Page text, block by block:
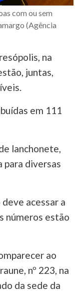
com ou sem
(Agência
na
juntas,
em 111
lanchonete,
para diversas
acessar a
números estão
ao
nº 223, na
da sede da